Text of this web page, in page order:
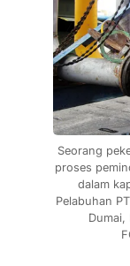
Seorang
proses
dalam
Pelabuhan
Dumai,